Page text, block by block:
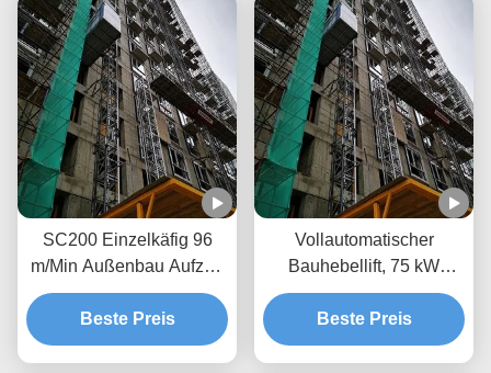
SC200 Einzelkäfig 96
m/Min Außenbau Aufzug
für Materialheben
Beste Preis
Vollautomatischer
Bauhebellift, 75 kW
Gebäudehebellift
Beste Preis